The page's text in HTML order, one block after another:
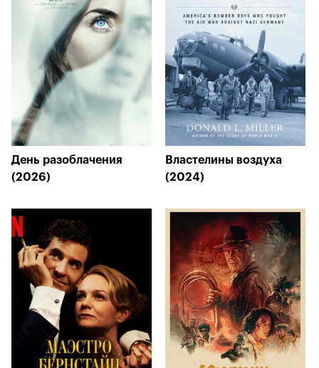
День разоблачения
(2026)
Властелины воздуха
(2024)